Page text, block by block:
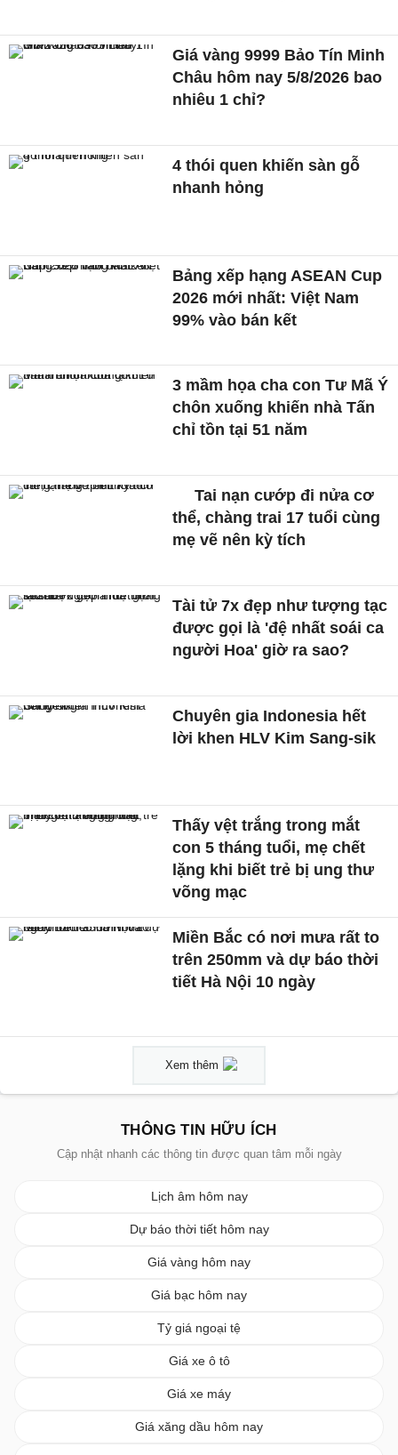
Giá vàng 9999 Bảo Tín Minh
Châu hôm nay 5/8/2026 bao
nhiêu 1 chỉ?
4 thói quen khiến sàn gỗ
nhanh hỏng
Bảng xếp hạng ASEAN Cup
2026 mới nhất: Việt Nam
99% vào bán kết
3 mầm họa cha con Tư Mã Ý
chôn xuống khiến nhà Tấn
chỉ tồn tại 51 năm
Tai nạn cướp đi nửa cơ
thể, chàng trai 17 tuổi cùng
mẹ vẽ nên kỳ tích
Tài tử 7x đẹp như tượng tạc
được gọi là 'đệ nhất soái ca
người Hoa' giờ ra sao?
Chuyên gia Indonesia hết
lời khen HLV Kim Sang-sik
Thấy vệt trắng trong mắt
con 5 tháng tuổi, mẹ chết
lặng khi biết trẻ bị ung thư
võng mạc
Miền Bắc có nơi mưa rất to
trên 250mm và dự báo thời
tiết Hà Nội 10 ngày
Xem thêm
THÔNG TIN HỮU ÍCH
Cập nhật nhanh các thông tin được quan tâm mỗi ngày
Lịch âm hôm nay
Dự báo thời tiết hôm nay
Giá vàng hôm nay
Giá bạc hôm nay
Tỷ giá ngoại tệ
Giá xe ô tô
Giá xe máy
Giá xăng dầu hôm nay